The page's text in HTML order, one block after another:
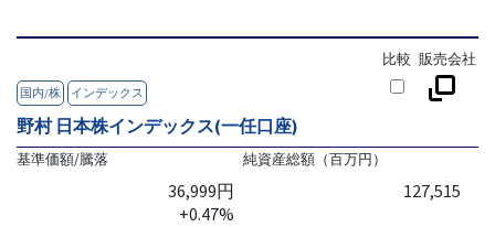
国内/株 インデックス
比較 販売会社
野村 日本株インデックス(一任口座)
基準価額/騰落
36,999円
+0.47%
純資産総額（百万円）
127,515